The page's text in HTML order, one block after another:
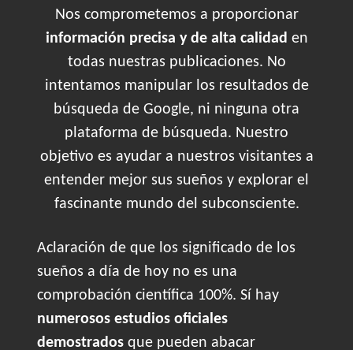
Nos comprometemos a proporcionar
información precisa y de alta calidad en
todas nuestras publicaciones. No
intentamos manipular los resultados de
búsqueda de Google, ni ninguna otra
plataforma de búsqueda. Nuestro
objetivo es ayudar a nuestros visitantes a
entender mejor sus sueños y explorar el
fascinante mundo del subconsciente.
Aclaración de que los significado de los
sueños a día de hoy no es una
comprobación científica 100%. Sí hay
numerosos estudios oficiales
demostrados que pueden abacar